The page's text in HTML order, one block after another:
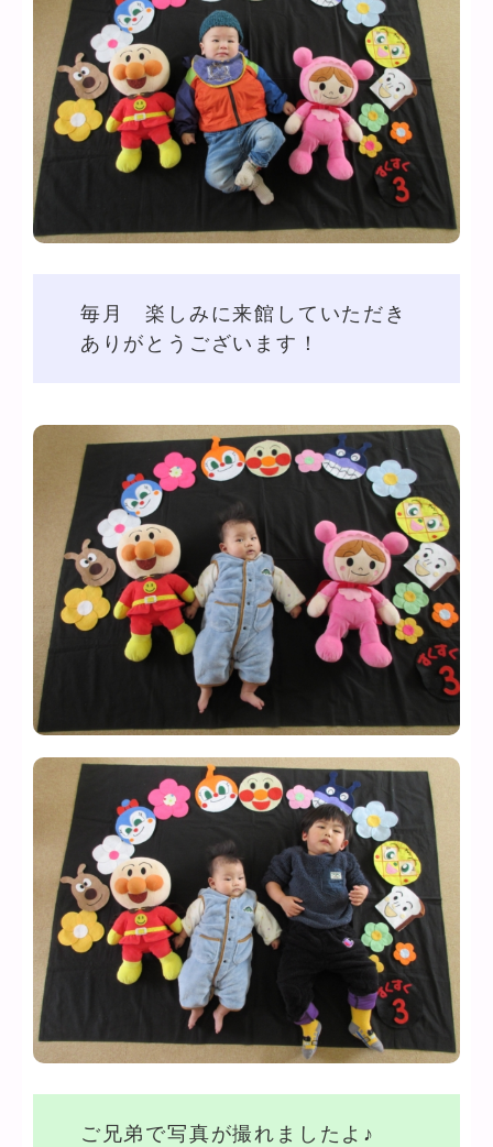
毎月 楽しみに来館していただき
ありがとうございます！
ご兄弟で写真が撮れましたよ♪